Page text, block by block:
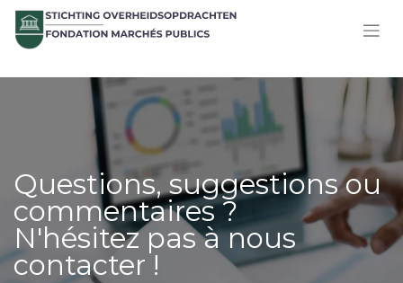
Questions, suggestions ou
commentaires ?
N'hésitez pas à nous
contacter !